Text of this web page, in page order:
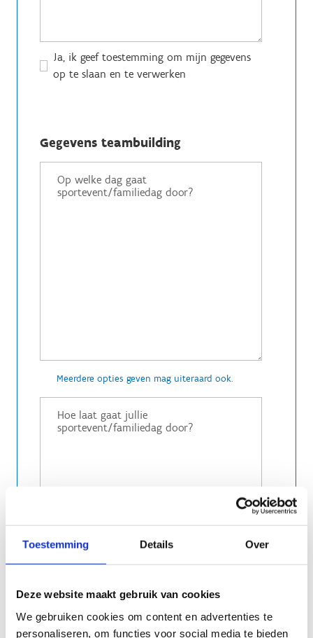
Toestemming Details Over
Deze website maakt gebruik van cookies
We gebruiken cookies om content en advertenties te
personaliseren, om functies voor social media te bieden
Ja, ik geef toestemming om mijn gegevens
op te slaan en te verwerken
Gegevens teambuilding
Meerdere opties geven mag uiteraard ook.
Is het een dagevent tussen bv. 10u-16u of eerder
een namiddag of avondevent.